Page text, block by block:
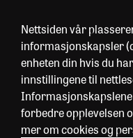
Nettsiden vår
informasjonskapsler
enheten din hvis du
innstillingene til
forbedre opplevelsen
mer om cookies og